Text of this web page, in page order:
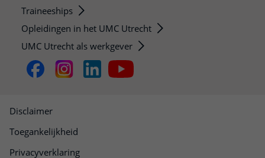
Traineeships
Opleidingen in het UMC Utrecht
UMC Utrecht als werkgever
Disclaimer
Toegankelijkheid
Privacyverklaring